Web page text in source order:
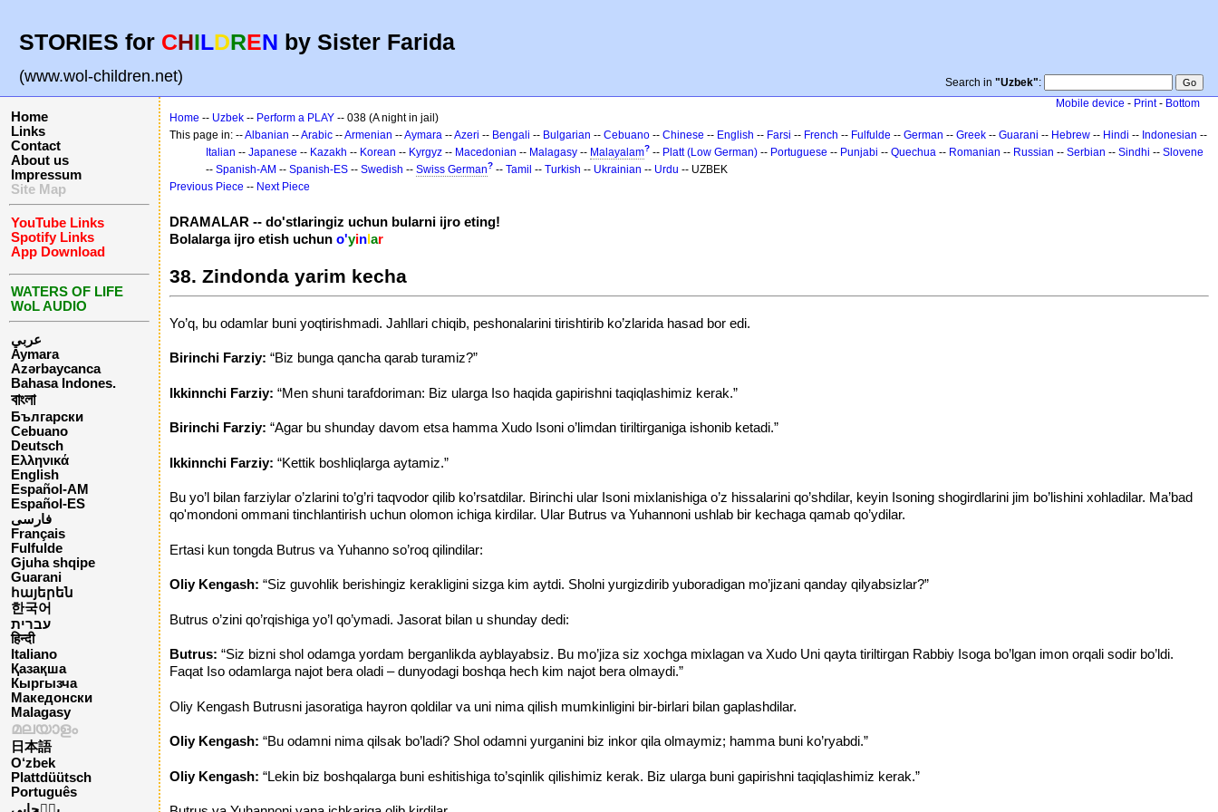
STORIES for CHILDREN by Sister Farida
(www.wol-children.net) Search in "Uzbek":
Home
Links
Contact
About us
Impressum
Site Map
YouTube Links
Spotify Links
App Download
WATERS OF LIFE
WoL AUDIO
عربي
Aymara
Azərbaycanca
Bahasa Indones.
বাংলা
Български
Cebuano
Deutsch
Ελληνικά
English
Español-AM
Español-ES
فارسی
Français
Fulfulde
Gjuha shqipe
Guarani
հայերեն
한국어
עברית
हिन्दी
Italiano
Қазақша
Кыргызча
Македонски
Malagasy
മലയാളം
日本語
O‘zbek
Plattdüütsch
Português
Mobile device - Print- Bottom
Home -- Uzbek -- Perform a PLAY -- 038 (A night in jail)
This page in: --Albanian --Arabic --Armenian --Aymara --Azeri -- Bengali -- Bulgarian -- Cebuano -- Chinese -- English -- Farsi -- French -- Fulfulde -- German -- Greek -- Guarani -- Hebrew -- Hindi -- Indonesian --
Italian -- Japanese -- Kazakh -- Korean -- Kyrgyz -- Macedonian -- Malagasy -- Malayalam? -- Platt (Low German) -- Portuguese -- Punjabi -- Quechua -- Romanian -- Russian -- Serbian -- Sindhi -- Slovene
-- Spanish-AM -- Spanish-ES -- Swedish -- Swiss German? -- Tamil -- Turkish -- Ukrainian -- Urdu -- UZBEK
Previous Piece -- Next Piece
DRAMALAR -- do'stlaringiz uchun bularni ijro eting!
Bolalarga ijro etish uchun o'yinlar
38. Zindonda yarim kecha
Yo’q, bu odamlar buni yoqtirishmadi. Jahllari chiqib, peshonalarini tirishtirib ko’zlarida hasad bor edi.
Birinchi Farziy: “Biz bunga qancha qarab turamiz?”
Ikkinnchi Farziy: “Men shuni tarafdoriman: Biz ularga Iso haqida gapirishni taqiqlashimiz kerak.”
Birinchi Farziy: “Agar bu shunday davom etsa hamma Xudo Isoni o’limdan tiriltirganiga ishonib ketadi.”
Ikkinnchi Farziy: “Kettik boshliqlarga aytamiz.”
Bu yo’l bilan farziylar o’zlarini to’g’ri taqvodor qilib ko’rsatdilar. Birinchi ular Isoni mixlanishiga o’z hissalarini qo’shdilar, keyin Isoning shogirdlarini jim bo’lishini xohladilar. Ma’bad
qo'mondoni ommani tinchlantirish uchun olomon ichiga kirdilar. Ular Butrus va Yuhannoni ushlab bir kechaga qamab qo’ydilar.
Ertasi kun tongda Butrus va Yuhanno so’roq qilindilar:
Oliy Kengash: “Siz guvohlik berishingiz kerakligini sizga kim aytdi. Sholni yurgizdirib yuboradigan mo’jizani qanday qilyabsizlar?”
Butrus o’zini qo’rqishiga yo’l qo’ymadi. Jasorat bilan u shunday dedi:
Butrus: “Siz bizni shol odamga yordam berganlikda ayblayabsiz. Bu mo’jiza siz xochga mixlagan va Xudo Uni qayta tiriltirgan Rabbiy Isoga bo’lgan imon orqali sodir bo’ldi.
Faqat Iso odamlarga najot bera oladi – dunyodagi boshqa hech kim najot bera olmaydi.”
Oliy Kengash Butrusni jasoratiga hayron qoldilar va uni nima qilish mumkinligini bir-birlari bilan gaplashdilar.
Oliy Kengash: “Bu odamni nima qilsak bo’ladi? Shol odamni yurganini biz inkor qila olmaymiz; hamma buni ko’ryabdi.”
Oliy Kengash: “Lekin biz boshqalarga buni eshitishiga to’sqinlik qilishimiz kerak. Biz ularga buni gapirishni taqiqlashimiz kerak.”